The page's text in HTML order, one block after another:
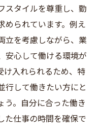
スタイルを尊重し、勤
められています。例え
立を考慮しながら、業
安心して働ける環境が
け入れられるため、特
行して働きたい方にと
う。自分に合った働き
た仕事の時間を確保で